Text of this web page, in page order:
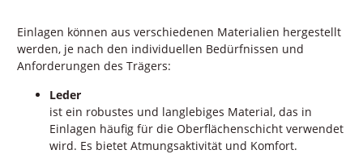
Einlagen können aus verschiedenen Materialien hergestellt
werden, je nach den individuellen Bedürfnissen und
Anforderungen des Trägers:
Leder
ist ein robustes und langlebiges Material, das in
Einlagen häufig für die Oberflächenschicht verwendet
wird. Es bietet Atmungsaktivität und Komfort.